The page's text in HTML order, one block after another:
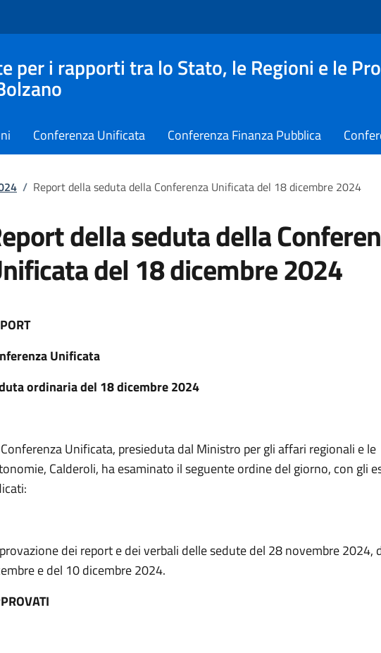
per i rapporti tra lo Stato, le Regioni e le
Conferenza Unificata Conferenza Finanza Pubblica
/ Report della seduta della Conferenza Unificata del 18 dicembre 2024
della seduta della
del 18 dicembre 2024
Unificata
ordinaria del 18 dicembre 2024
Unificata, presieduta dal Ministro per gli affari regionali e le
Calderoli, ha esaminato il seguente ordine del giorno, con gli
dei report e dei verbali delle sedute del 28 novembre 2024,
e del 10 dicembre 2024.